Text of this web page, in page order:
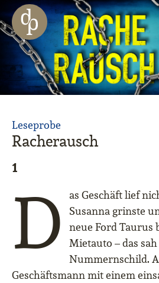
Zum Haupt-Inhalt springen
Zur Navigation springen
Zur Website-Suche springen
Leseprobe
Racherausch
1
D
as Geschäft lief
Susanna grinste
neue Ford Taurus
Mietauto – das
Nummernschild.
Geschäftsmann mit einem